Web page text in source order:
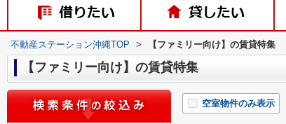
不動産ステーション沖縄TOP > 【ファミリー向け】の賃貸特集
【ファミリー向け】の賃貸特集
空室物件のみ表示